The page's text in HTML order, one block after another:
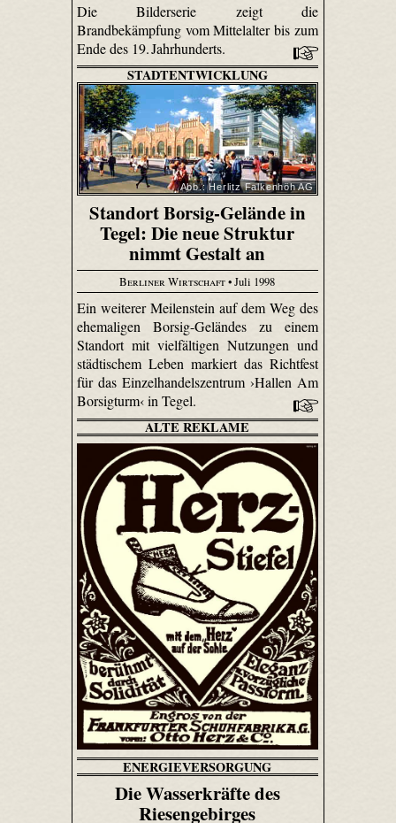
Die Bilderserie zeigt die
Brandbekämpfung vom Mittelalter bis zum
Ende des 19. Jahrhunderts.
STADTENTWICKLUNG
Abb.: Herlitz Falkenhöh AG
Standort Borsig-Gelände in
Tegel: Die neue Struktur
nimmt Gestalt an
Berliner Wirtschaft• Juli 1998
Ein weiterer Meilenstein auf dem Weg des
ehemaligen Borsig-Geländes zu einem
Standort mit vielfältigen Nutzungen und
städtischem Leben markiert das Richtfest
für das Einzelhandelszentrum ›Hallen Am
Borsigturm‹ in Tegel.
ALTE REKLAME
ENERGIEVERSORGUNG
Die Wasserkräfte des
Riesengebirges